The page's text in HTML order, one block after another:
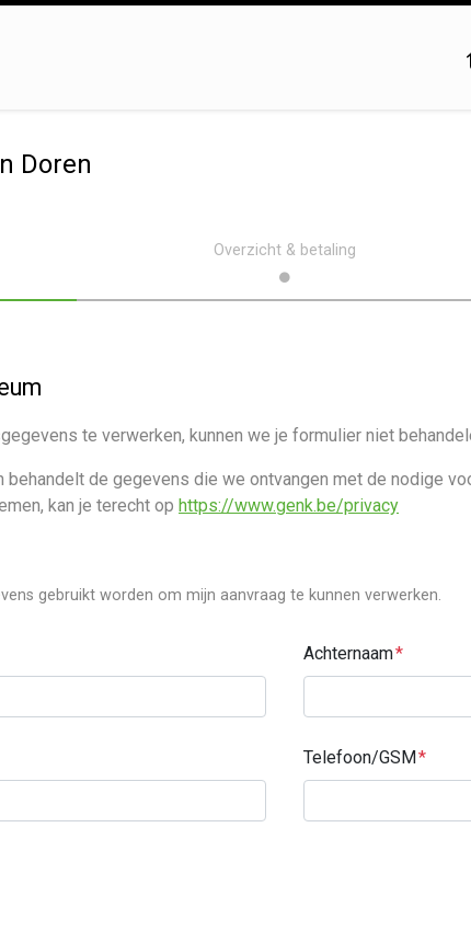
Doren
Overzicht & betaling
te verwerken, kunnen we je formulier niet
de gegevens die we ontvangen met de nodige
kan je terecht op https://www.genk.be/privacy
gebruikt worden om mijn aanvraag te kunnen verwerken.
Achternaam
Telefoon/GSM